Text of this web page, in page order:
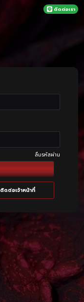
ติดต่อเรา
ลืมรหัสผ่าน
ติดต่อเจ้าหน้าที่